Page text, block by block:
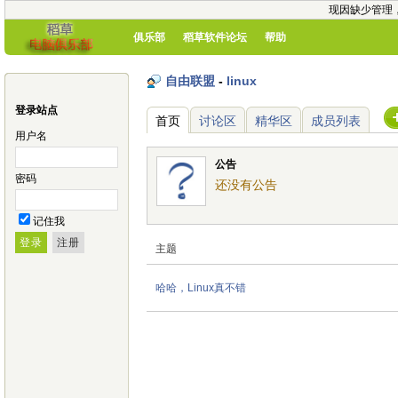
现因缺少管理
俱乐部 稻草软件论坛 帮助
登录站点
用户名
密码
记住我
自由联盟 - linux
首页 讨论区 精华区 成员列表
公告
还没有公告
主题
哈哈，Linux真不错